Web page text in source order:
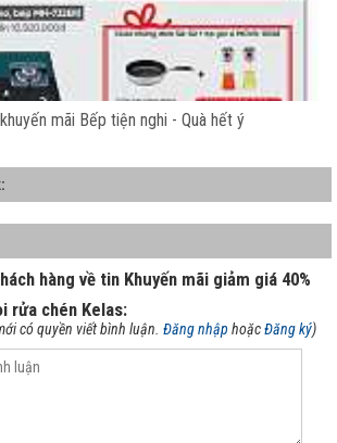
mãi Bếp tiện nghi - Quà hết ý
hàng về tin Khuyến mãi giảm giá 40%
rửa chén Kelas:
có quyền viết bình luận. Đăng nhập hoặcĐăng ký)